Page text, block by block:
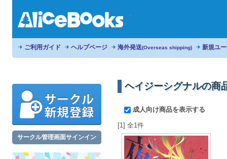
ご利用ガイド ヘルプページ 海外発送(Overseas shipping) 新規ユ
サークル管理画面サインイン
ヘイジーシグナルの商
成人向け商品を表示する
[1] 全1件